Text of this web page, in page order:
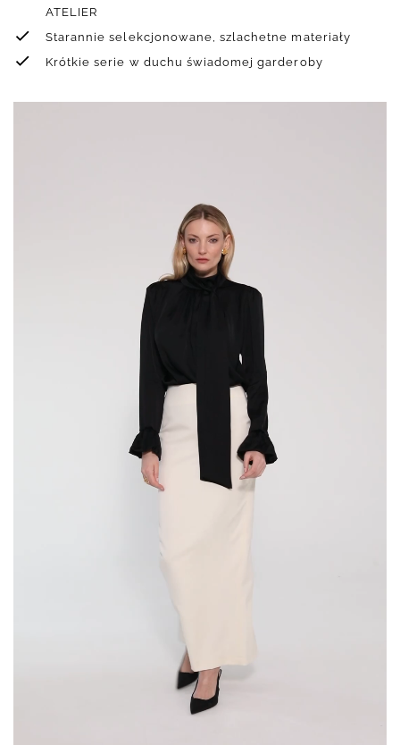
ATELIER
Starannie selekcjonowane, szlachetne materiały
Krótkie serie w duchu świadomej garderoby